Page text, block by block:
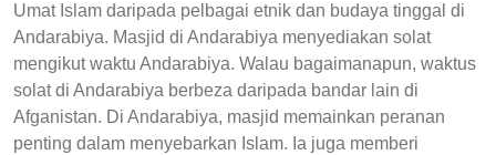
Umat Islam daripada pelbagai etnik dan budaya tinggal di
Andarabiya. Masjid di Andarabiya menyediakan solat
mengikut waktu Andarabiya. Walau bagaimanapun, waktus
solat di Andarabiya berbeza daripada bandar lain di
Afganistan. Di Andarabiya, masjid memainkan peranan
penting dalam menyebarkan Islam. Ia juga memberi